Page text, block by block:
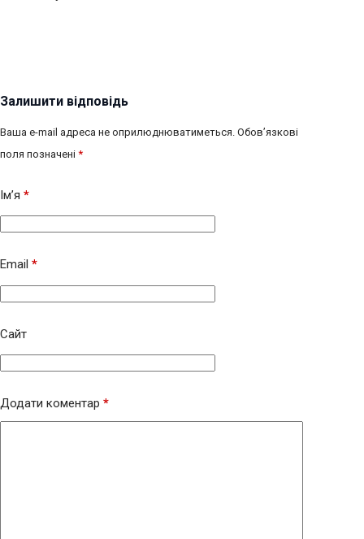
Залишити відповідь
Ваша e-mail адреса не оприлюднюватиметься. Обов’язкові
поля позначені *
Ім’я *
Email *
Сайт
Додати коментар *